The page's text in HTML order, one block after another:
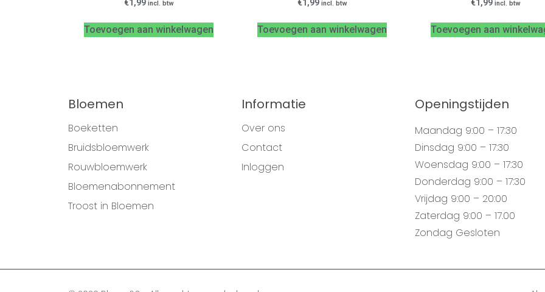
€1,99 incl. btw
Toevoegen aan winkelwagen
€1,99 incl. btw
Toevoegen aan winkelwagen
€1,99 incl. btw
Toevoegen aan
Bloemen
Boeketten
Bruidsbloemwerk
Rouwbloemwerk
Bloemenabonnement
Troost in Bloemen
Informatie
Over ons
Contact
Inloggen
Openingstijden
Maandag 9:00 – 17:30
Dinsdag 9:00 – 17:30
Woensdag 9:00 – 17:30
Donderdag 9:00 – 17:30
Vrijdag 9:00 – 20:00
Zaterdag 9:00 – 17.00
Zondag Gesloten